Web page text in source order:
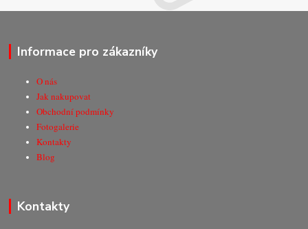
Informace pro zákazníky
O nás
Jak nakupovat
Obchodní podmínky
Fotogalerie
Kontakty
Blog
Kontakty